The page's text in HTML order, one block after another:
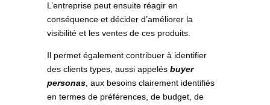
L’entreprise peut ensuite réagir en
conséquence et décider d’améliorer la
visibilité et les ventes de ces produits.
Il permet également contribuer à identifier
des clients types, aussi appelés buyer
personas , aux besoins clairement identifiés
en termes de préférences, de budget, de